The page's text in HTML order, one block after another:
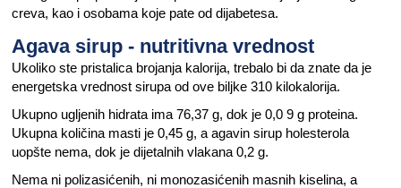
creva, kao i osobama koje pate od dijabetesa.
Agava sirup - nutritivna vrednost
Ukoliko ste pristalica brojanja kalorija, trebalo bi da znate da je
energetska vrednost sirupa od ove biljke 310 kilokalorija.
Ukupno ugljenih hidrata ima 76,37 g, dok je 0,0 9 g proteina.
Ukupna količina masti je 0,45 g, a agavin sirup holesterola
uopšte nema, dok je dijetalnih vlakana 0,2 g.
Nema ni polizasićenih, ni monozasićenih masnih kiselina, a